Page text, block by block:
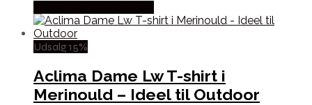
Udsalg 15%
Aclima Dame Lw T-shirt i
Merinould – Ideel til Outdoor